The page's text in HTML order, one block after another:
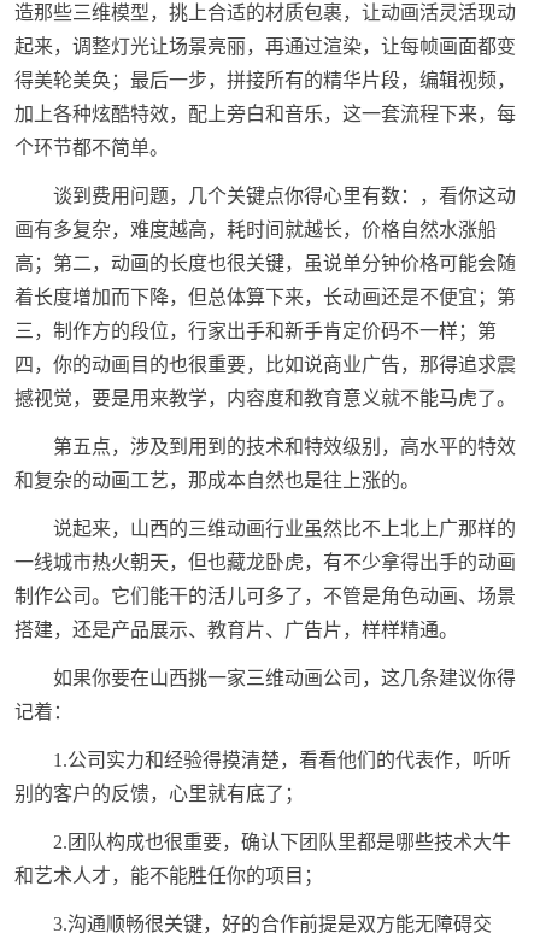
造那些三维模型，挑上合适的材质包裹，让动画活灵活现动
起来，调整灯光让场景亮丽，再通过渲染，让每帧画面都变
得美轮美奂；最后一步，拼接所有的精华片段，编辑视频，
加上各种炫酷特效，配上旁白和音乐，这一套流程下来，每
个环节都不简单。
谈到费用问题，几个关键点你得心里有数：，看你这动
画有多复杂，难度越高，耗时间就越长，价格自然水涨船
高；第二，动画的长度也很关键，虽说单分钟价格可能会随
着长度增加而下降，但总体算下来，长动画还是不便宜；第
三，制作方的段位，行家出手和新手肯定价码不一样；第
四，你的动画目的也很重要，比如说商业广告，那得追求震
撼视觉，要是用来教学，内容度和教育意义就不能马虎了。
第五点，涉及到用到的技术和特效级别，高水平的特效
和复杂的动画工艺，那成本自然也是往上涨的。
说起来，山西的三维动画行业虽然比不上北上广那样的
一线城市热火朝天，但也藏龙卧虎，有不少拿得出手的动画
制作公司。它们能干的活儿可多了，不管是角色动画、场景
搭建，还是产品展示、教育片、广告片，样样精通。
如果你要在山西挑一家三维动画公司，这几条建议你得
记着：
1.公司实力和经验得摸清楚，看看他们的代表作，听听
别的客户的反馈，心里就有底了；
2.团队构成也很重要，确认下团队里都是哪些技术大牛
和艺术人才，能不能胜任你的项目；
3.沟通顺畅很关键，好的合作前提是双方能无障碍交